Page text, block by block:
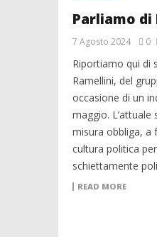
Parliamo di
7 Agosto 2024 0
Riportiamo qui di
Ramellini, del
occasione di un
maggio.
misura obbliga, a
cultura politica
schiettamente
READ MORE